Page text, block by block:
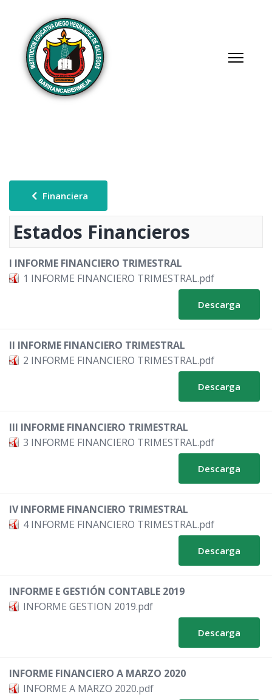
Financiera
Estados Financieros
I INFORME FINANCIERO TRIMESTRAL
1 INFORME FINANCIERO TRIMESTRAL.pdf
Descarga
II INFORME FINANCIERO TRIMESTRAL
2 INFORME FINANCIERO TRIMESTRAL.pdf
Descarga
III INFORME FINANCIERO TRIMESTRAL
3 INFORME FINANCIERO TRIMESTRAL.pdf
Descarga
IV INFORME FINANCIERO TRIMESTRAL
4 INFORME FINANCIERO TRIMESTRAL.pdf
Descarga
INFORME E GESTIÓN CONTABLE 2019
INFORME GESTION 2019.pdf
Descarga
INFORME FINANCIERO A MARZO 2020
INFORME A MARZO 2020.pdf